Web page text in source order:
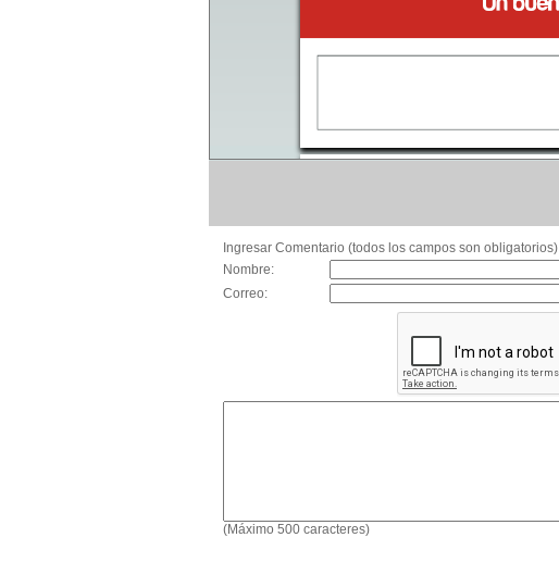
Ingresar Comentario (todos los campos son obligatorios)
Nombre:
Correo:
(Máximo 500 caracteres)